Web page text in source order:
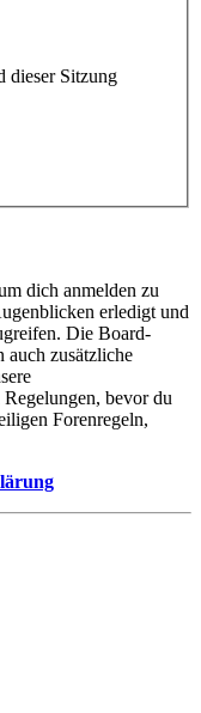
dieser Sitzung
dich anmelden zu
erledigt und
Die Board-
auch zusätzliche
bevor du
Forenregeln,